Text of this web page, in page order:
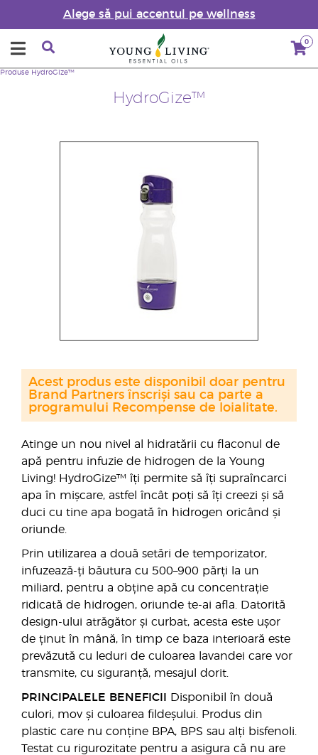
Alege să pui accentul pe wellness
0
HydroGize™
Produse HydroGize™
Atinge un nou nivel al hidratării cu flaconul de
apă pentru infuzie de hidrogen de la Young
Living! HydroGize™ îți permite să îți supraîncarci
apa în mișcare, astfel încât poți să îți creezi și să
duci cu tine apa bogată în hidrogen oricând și
oriunde.
Prin utilizarea a două setări de temporizator,
infuzează-ți băutura cu 500–900 părți la un
miliard, pentru a obține apă cu concentrație
ridicată de hidrogen, oriunde te-ai afla. Datorită
design-ului atrăgător și curbat, acesta este ușor
de ținut în mână, în timp ce baza interioară este
prevăzută cu leduri de culoarea lavandei care vor
transmite, cu siguranță, mesajul dorit.
PRINCIPALELE BENEFICII
Disponibil în două
culori, mov și culoarea fildeșului. Produs din
plastic care nu conține BPA, BPS sau alți bisfenoli.
Testat cu rigurozitate pentru a asigura că nu are
Acest produs este disponibil doar pentru
Brand Partners înscriși sau ca parte a
programului Recompense de loialitate.